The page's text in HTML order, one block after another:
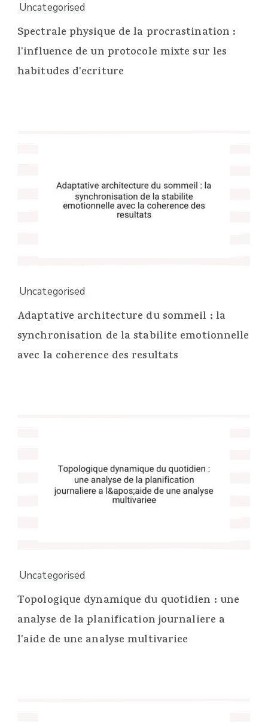
Uncategorised
Spectrale physique de la procrastination :
l'influence de un protocole mixte sur les
habitudes d'ecriture
Uncategorised
Adaptative architecture du sommeil : la
synchronisation de la stabilite emotionnelle
avec la coherence des resultats
Uncategorised
Topologique dynamique du quotidien : une
analyse de la planification journaliere a
l'aide de une analyse multivariee